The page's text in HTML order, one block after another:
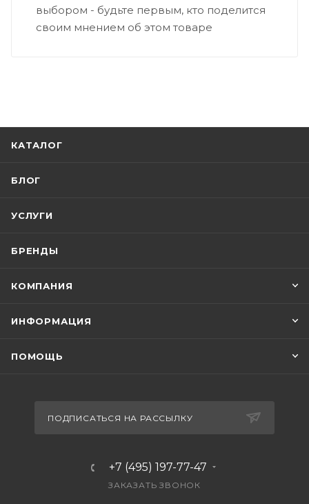
выбором - будьте первым, кто поделится
своим мнением об этом товаре
КАТАЛОГ
БЛОГ
УСЛУГИ
БРЕНДЫ
КОМПАНИЯ
ИНФОРМАЦИЯ
ПОМОЩЬ
ПОДПИСАТЬСЯ НА РАССЫЛКУ
+7 (495) 197-77-47
ЗАКАЗАТЬ ЗВОНОК